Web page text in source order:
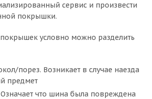
сервис и произвести
покрышки.
условно можно разделить
порез. Возникает в случае наезда
предмет
что шина была повреждена